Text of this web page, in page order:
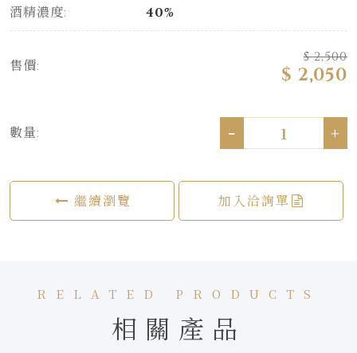
酒精濃度: 40%
售價:
$ 2,500
$ 2,050
數量: - +
繼續瀏覽 加入洽詢單
RELATED PRODUCTS
相關產品